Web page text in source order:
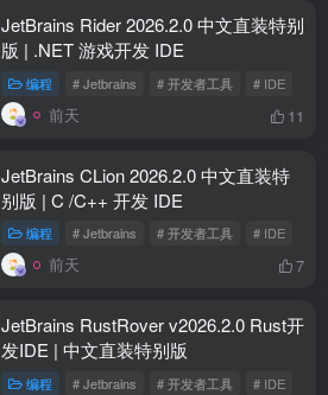
JetBrains Rider 2026.2.0 中文直装特别
版 | .NET 游戏开发 IDE
编程 # Jetbrains # 开发者工具 # IDE
前天 11
JetBrains CLion 2026.2.0 中文直装特
别版 | C /C++ 开发 IDE
编程 # Jetbrains # 开发者工具 # IDE
前天 7
JetBrains RustRover v2026.2.0 Rust开
发IDE | 中文直装特别版
编程 # Jetbrains # 开发者工具 # IDE